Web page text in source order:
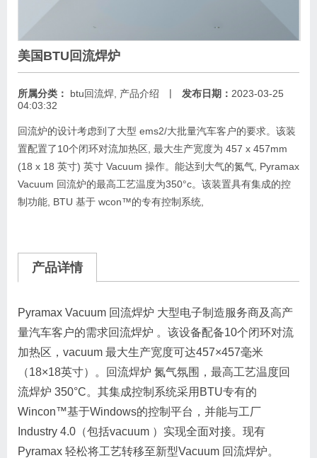
美国BTU回流焊炉
所属分类： btu回流焊 产品介绍 | 发布日期： 2023-03-25
04:03:32
回流炉的设计考虑到了大型 ems2/大批量汽车客户的要求。该装
置配置了10个闭环对流加热区, 最大生产宽度为 457 x 457mm
(18 x 18 英寸) 英寸 Vacuum 操作。能达到大气的氮气, Pyramax
Vacuum 回流炉的最高工艺温度为350°c。该装置具有集成的控
制功能, BTU 基于 wcon™的专有控制系统,
产品详情
Pyramax Vacuum 回流焊炉 大型电子制造服务商及高产
量汽车客户的需求回流焊炉 。该设备配备10个闭环对流
加热区，vacuum 最大生产宽度可达457×457毫米
（18×18英寸）。回流焊炉 氮气氛围，最高工艺温度回
流焊炉 350°C。其集成控制系统采用BTU专有的
Wincon™基于Windows的控制平台，并能与工厂
Industry 4.0（包括vacuum ）实现全面对接。现有
Pyramax 轻松将工艺转移至新型Vacuum 回流焊炉。